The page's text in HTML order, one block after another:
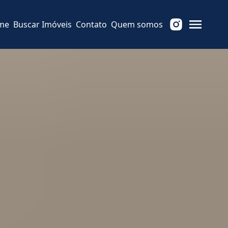
Buscar Imóveis Contato Quem somos